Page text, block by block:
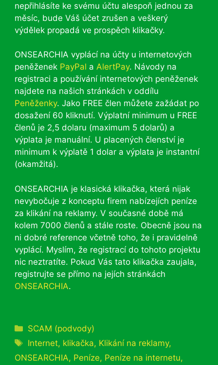
nepřihlásíte ke svému účtu alespoň jednou za
měsíc, bude Váš účet zrušen a veškerý
výdělek propadá ve prospěch klikačky.
ONSEARCHIA vyplácí na účty u internetových
peněženek PayPal a AlertPay. Návody na
registraci a používání internetových peněženek
najdete na našich stránkách v oddílu
Peněženky. Jako FREE člen můžete zažádat po
dosažení 60 kliknutí. Výplatní minimum u FREE
členů je 2,5 dolaru (maximum 5 dolarů) a
výplata je manuální. U placených členství je
minimum k výplatě 1 dolar a výplata je instantní
(okamžitá).
ONSEARCHIA je klasická klikačka, která nijak
nevybočuje z konceptu firem nabízejích peníze
za klikání na reklamy. V současné době má
kolem 7000 členů a stále roste. Obecně jsou na
ni dobré reference včetně toho, že i pravidelně
vyplácí. Myslím, že registrací do tohoto projektu
nic neztratíte. Pokud Vás tato klikačka zaujala,
registrujte se přímo na jejích stránkách
ONSEARCHIA.
Rubriky
SCAM (podvody)
Štítky
Internet, klikačka, Klikání na reklamy,
ONSEARCHIA, Peníze, Peníze na internetu,